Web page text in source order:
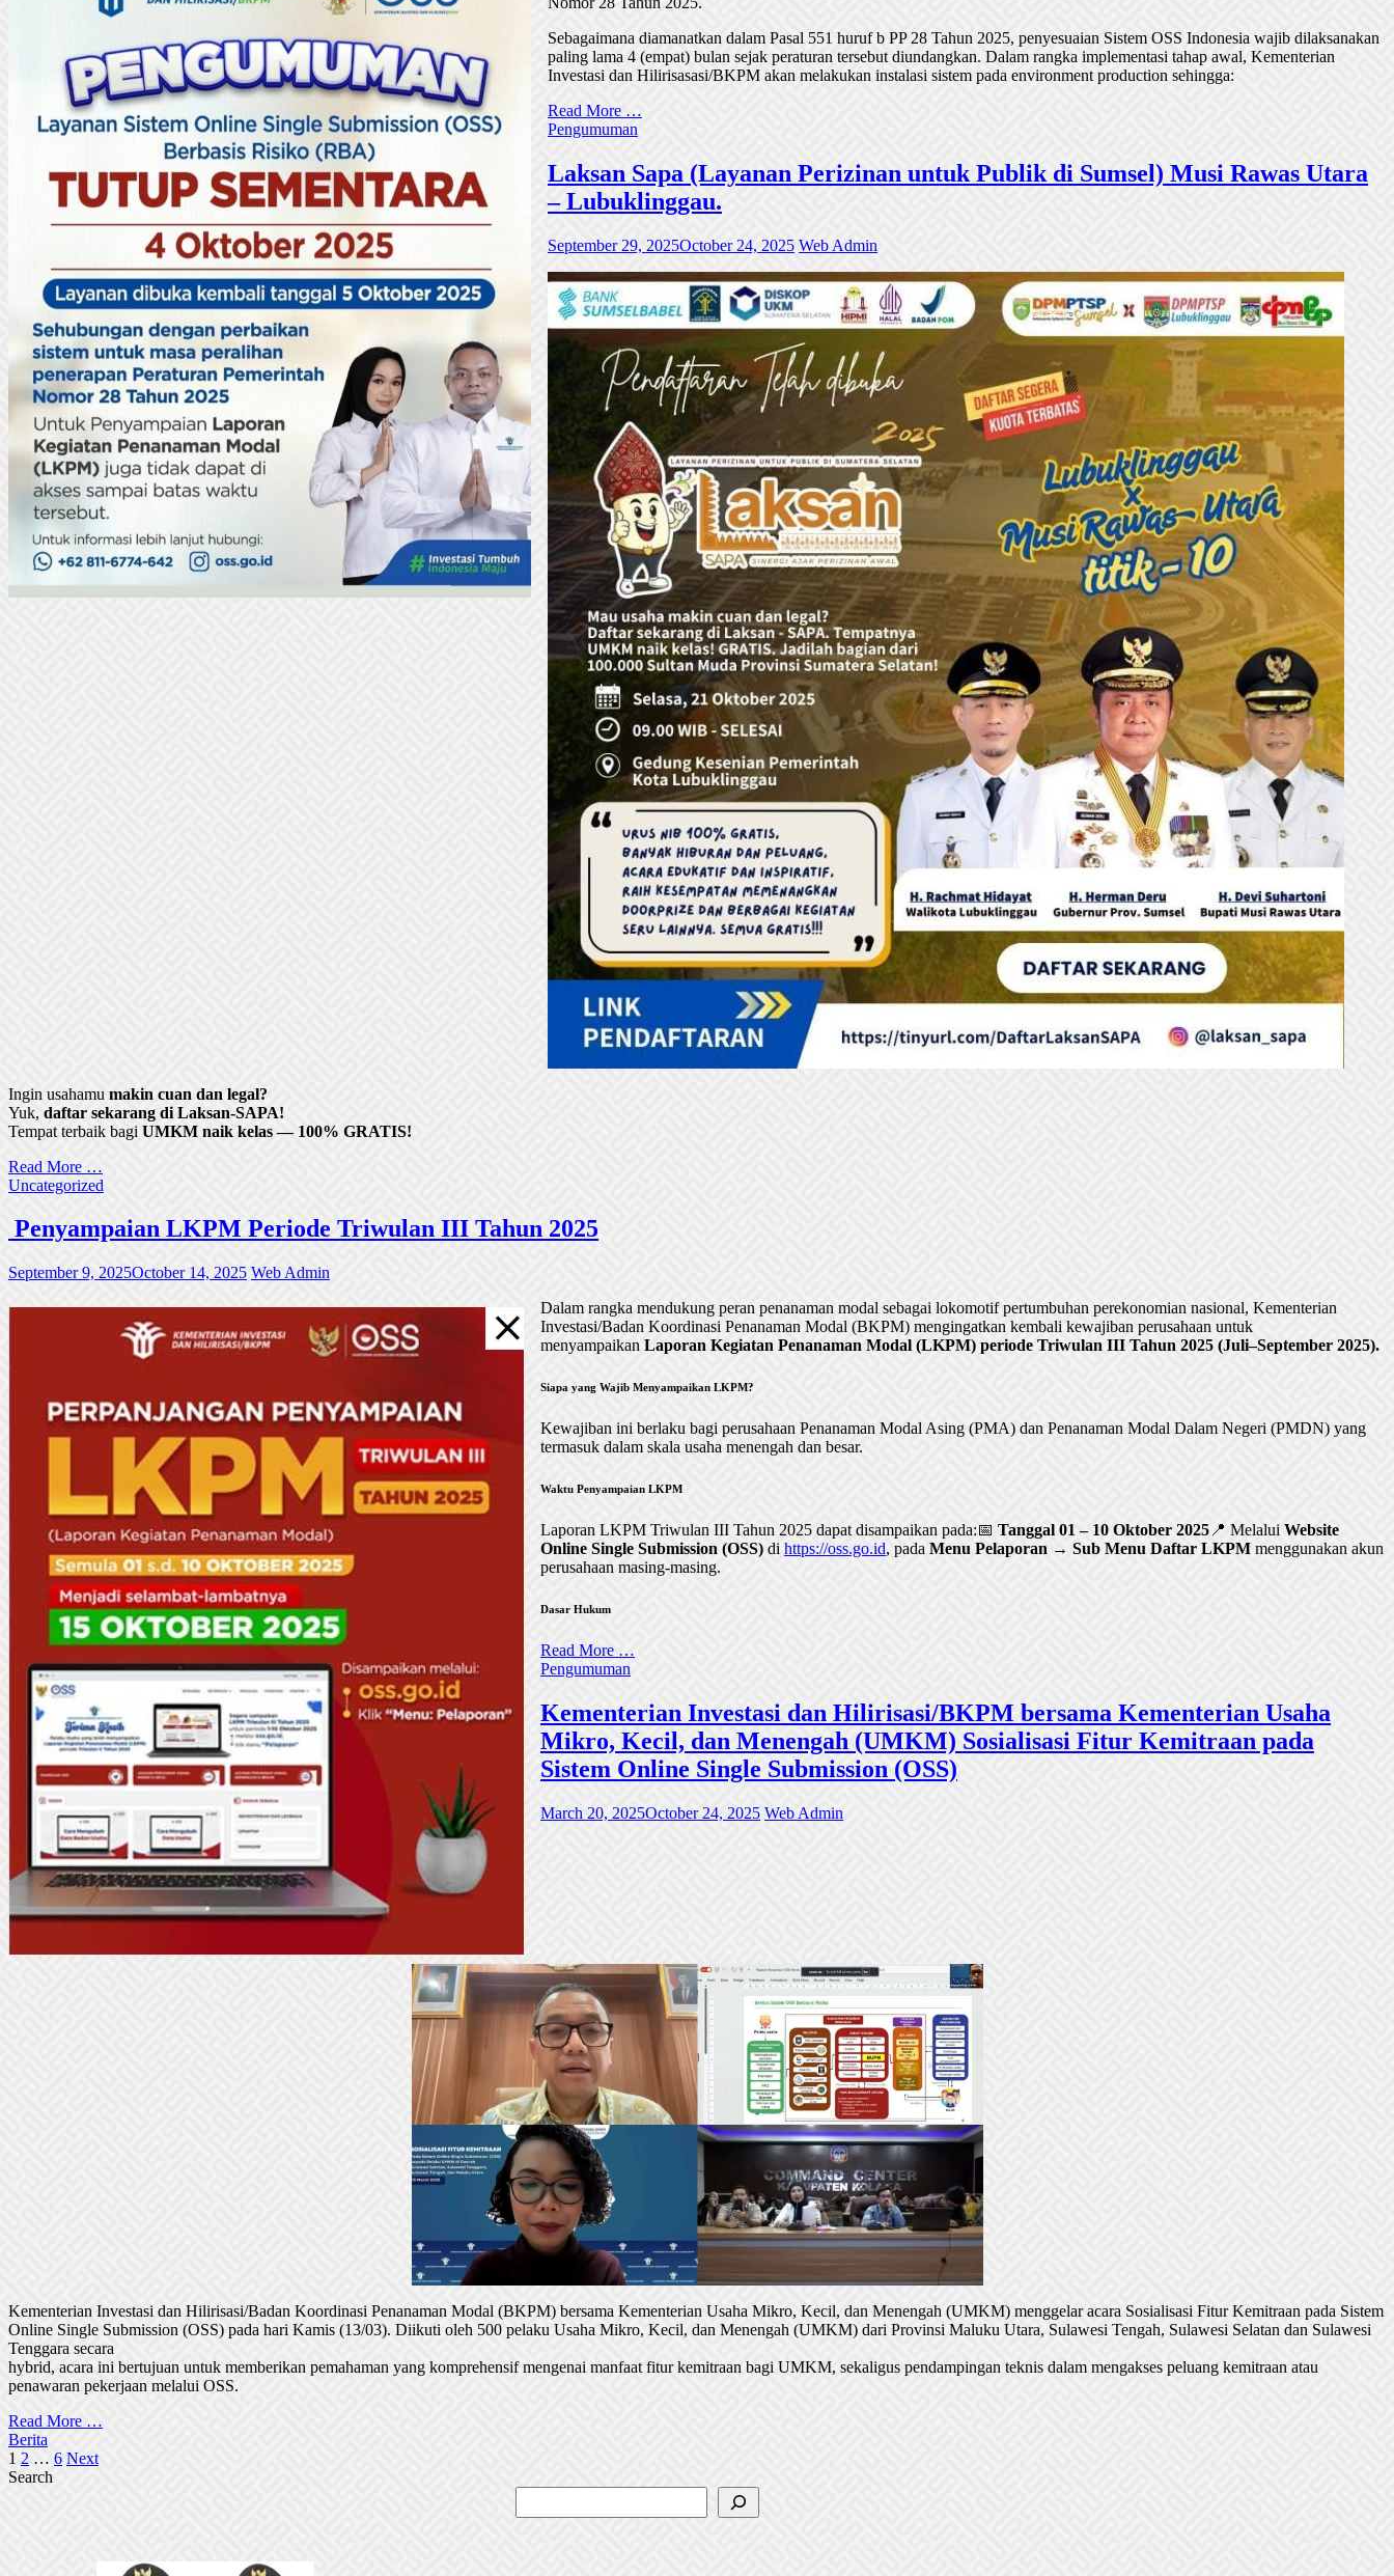
Sebagaimana diamanatkan dalam Pasal 551 huruf b PP 28 Tahun 2025, penyesuaian Sistem OSS Indonesia wajib dilaksanakan
paling lama 4 (empat) bulan sejak peraturan tersebut diundangkan. Dalam rangka implementasi tahap awal, Kementerian
Investasi dan Hilirisasasi/BKPM akan melakukan instalasi sistem pada environment production sehingga:
Read More …
Pengumuman
Laksan Sapa (Layanan Perizinan untuk Publik di Sumsel) Musi Rawas Utara
– Lubuklinggau.
September 29, 2025October 24, 2025 Web Admin
Ingin usahamu makin cuan dan legal?
Yuk, daftar sekarang di Laksan-SAPA!
Tempat terbaik bagi UMKM naik kelas — 100% GRATIS!
Read More …
Uncategorized
Penyampaian LKPM Periode Triwulan III Tahun 2025
September 9, 2025October 14, 2025 Web Admin
Dalam rangka mendukung peran penanaman modal sebagai lokomotif pertumbuhan perekonomian nasional, Kementerian
Investasi/Badan Koordinasi Penanaman Modal (BKPM) mengingatkan kembali kewajiban perusahaan untuk
menyampaikan Laporan Kegiatan Penanaman Modal (LKPM) periode Triwulan III Tahun 2025 (Juli–September 2025).
Siapa yang Wajib Menyampaikan LKPM?
Kewajiban ini berlaku bagi perusahaan Penanaman Modal Asing (PMA) dan Penanaman Modal Dalam Negeri (PMDN) yang
termasuk dalam skala usaha menengah dan besar.
Waktu Penyampaian LKPM
Laporan LKPM Triwulan III Tahun 2025 dapat disampaikan pada:📅 Tanggal 01 – 10 Oktober 2025 📍 Melalui Website
Online Single Submission (OSS) di https://oss.go.id, pada Menu Pelaporan → Sub Menu Daftar LKPM menggunakan akun
perusahaan masing-masing.
Dasar Hukum
Read More …
Pengumuman
Kementerian Investasi dan Hilirisasi/BKPM bersama Kementerian Usaha
Mikro, Kecil, dan Menengah (UMKM) Sosialisasi Fitur Kemitraan pada
Sistem Online Single Submission (OSS)
March 20, 2025October 24, 2025 Web Admin
Kementerian Investasi dan Hilirisasi/Badan Koordinasi Penanaman Modal (BKPM) bersama Kementerian Usaha Mikro, Kecil, dan Menengah (UMKM) menggelar acara Sosialisasi Fitur Kemitraan pada Sistem
Online Single Submission (OSS) pada hari Kamis (13/03). Diikuti oleh 500 pelaku Usaha Mikro, Kecil, dan Menengah (UMKM) dari Provinsi Maluku Utara, Sulawesi Tengah, Sulawesi Selatan dan Sulawesi
Tenggara secara
hybrid, acara ini bertujuan untuk memberikan pemahaman yang komprehensif mengenai manfaat fitur kemitraan bagi UMKM, sekaligus pendampingan teknis dalam mengakses peluang kemitraan atau
penawaran pekerjaan melalui OSS.
Read More …
Berita
Posts
pagination
1 2 … 6 Next
Search